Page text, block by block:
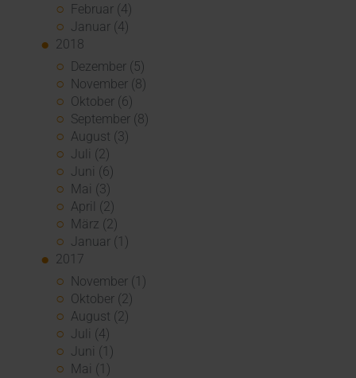
Februar (4)
Januar (4)
2018
Dezember (5)
November (8)
Oktober (6)
September (8)
August (3)
Juli (2)
Juni (6)
Mai (3)
April (2)
März (2)
Januar (1)
2017
November (1)
Oktober (2)
August (2)
Juli (4)
Juni (1)
Mai (1)